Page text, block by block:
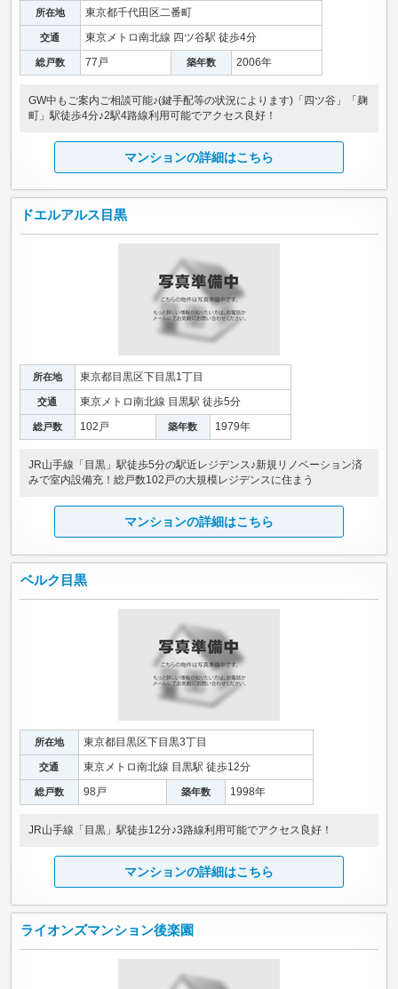
所在地 東京都千代田区二番町
交通 東京メトロ南北線 四ツ谷駅 徒歩4分
総戸数 77戸 築年数 2006年
GW中もご案内ご相談可能♪(鍵手配等の状況によります)「四ツ谷」「麹
町」駅徒歩4分♪2駅4路線利用可能でアクセス良好！
マンションの詳細はこちら
ドエルアルス目黒
所在地 東京都目黒区下目黒1丁目
交通 東京メトロ南北線 目黒駅 徒歩5分
総戸数 102戸 築年数 1979年
JR山手線「目黒」駅徒歩5分の駅近レジデンス♪新規リノベーション済
みで室内設備充！総戸数102戸の大規模レジデンスに住まう
マンションの詳細はこちら
ベルク目黒
所在地 東京都目黒区下目黒3丁目
交通 東京メトロ南北線 目黒駅 徒歩12分
総戸数 98戸 築年数 1998年
JR山手線「目黒」駅徒歩12分♪3路線利用可能でアクセス良好！
マンションの詳細はこちら
ライオンズマンション後楽園